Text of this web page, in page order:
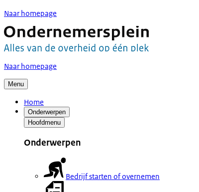
Naar homepage
Naar homepage
Menu
Home
Onderwerpen
Hoofdmenu
Onderwerpen
Bedrijf starten of overnemen